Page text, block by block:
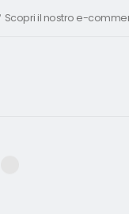
Scopri il nostro e-